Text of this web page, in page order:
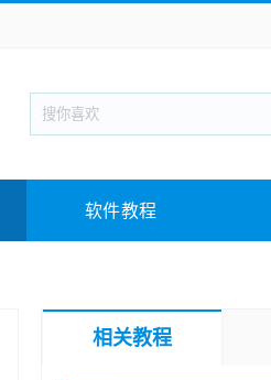
新闻阅读 旅游出行
战棋游戏 枪战射击
教育教学 游戏娱乐
软件教程
相关教程